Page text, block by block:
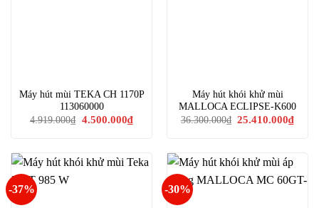
Máy hút mùi TEKA CH 1170P
113060000
4.919.000₫ Giá
4.500.000₫Giá
hiện
4.500.000₫.
Máy hút khói khử mùi
MALLOCA ECLIPSE-K600
36.300.000₫
Giá
25.410.000₫Giá
hiện
-37% -30%